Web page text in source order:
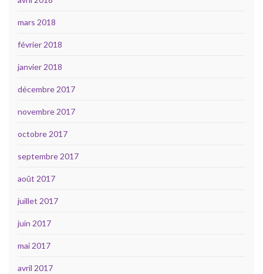
mars 2018
février 2018
janvier 2018
décembre 2017
novembre 2017
octobre 2017
septembre 2017
août 2017
juillet 2017
juin 2017
mai 2017
avril 2017